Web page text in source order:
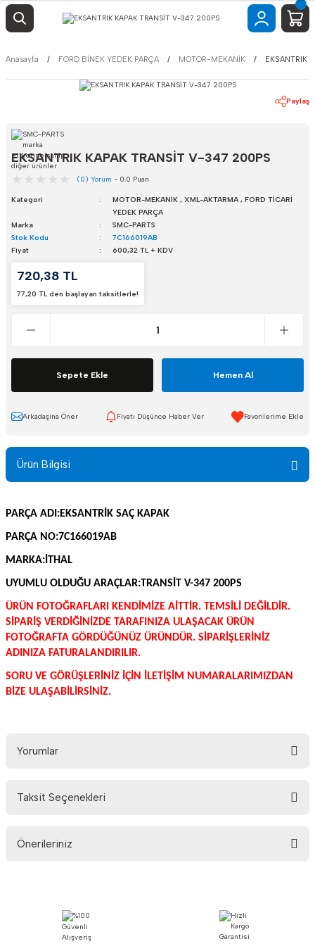
Anasayfa FORD BİNEK YEDEK PARÇA MOTOR-MEKANİK EKSANTRIK
Paylaş
EKSANTRIK KAPAK TRANSİT V-347 200PS
(0) Yorum - 0.0 Puan
Kategori MOTOR-MEKANİK , XML-AKTARMA , FORD TİCARİ
YEDEK PARÇA
Marka
SMC-PARTS
Stok Kodu
7C166019AB
Fiyat
600,32 TL + KDV
720,38 TL
77,20 TL den başlayan taksitlerle!
Sepete Ekle Hemen Al
Arkadaşına Öner Fiyatı Düşünce Haber Ver
Ürün Bilgisi
PARÇA ADI:EKSANTRİK SAÇ KAPAK
PARÇA NO:7C166019AB
MARKA:İTHAL
UYUMLU OLDUĞU ARAÇLAR:TRANSİT V-347 200PS
ÜRÜN FOTOĞRAFLARI KENDİMİZE AİTTİR. TEMSİLİ DEĞİLDİR.
SİPARİŞ VERDİĞİNİZDE TARAFINIZA ULAŞACAK ÜRÜN
FOTOĞRAFTA GÖRDÜĞÜNÜZ ÜRÜNDÜR. SİPARİŞLERİNİZ
ADINIZA FATURALANDIRILIR.
SORU VE GÖRÜŞLERİNİZ İÇİN İLETİŞİM NUMARALARIMIZDAN
BİZE ULAŞABİLİRSİNİZ.
Yorumlar
Taksit Seçenekleri
Önerileriniz
Görüş ve önerileriniz için teşekkür ederiz.